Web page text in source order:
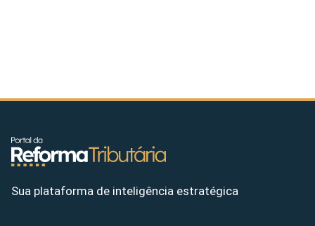
Sua plataforma de inteligência estratégica